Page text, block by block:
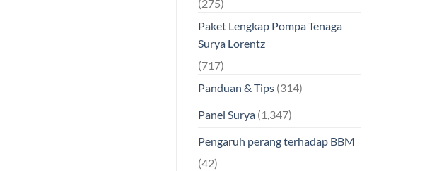
(275)
Paket Lengkap Pompa Tenaga
Surya Lorentz
(717)
Panduan & Tips(314)
Panel Surya(1,347)
Pengaruh perang terhadap BBM
(42)